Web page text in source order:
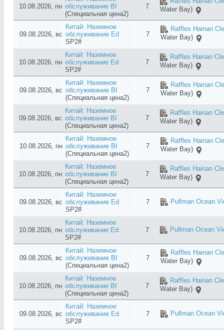
10.08.2026, пн обслуживание BI
(Специальная цена2)
7
Water Bay)
09.08.2026, вс
Китай: Наземное
обслуживание Ed
SP2#
7
Raffles Hainan
Water Bay)
10.08.2026, пн
Китай: Наземное
обслуживание Ed
SP2#
7
Raffles Hainan
Water Bay)
09.08.2026, вс
Китай: Наземное
обслуживание BI
(Специальная цена2)
7
Raffles Hainan
Water Bay)
09.08.2026, вс
Китай: Наземное
обслуживание BI
(Специальная цена2)
7
Raffles Hainan
Water Bay)
10.08.2026, пн
Китай: Наземное
обслуживание BI
(Специальная цена2)
7
Raffles Hainan
Water Bay)
10.08.2026, пн
Китай: Наземное
обслуживание BI
(Специальная цена2)
7
Raffles Hainan
Water Bay)
09.08.2026, вс
Китай: Наземное
обслуживание Ed
SP2#
7 Pullman Ocean
10.08.2026, пн
Китай: Наземное
обслуживание Ed
SP2#
7 Pullman Ocean
09.08.2026, вс
Китай: Наземное
обслуживание BI
(Специальная цена2)
7
Raffles Hainan
Water Bay)
10.08.2026, пн
Китай: Наземное
обслуживание BI
(Специальная цена2)
7
Raffles Hainan
Water Bay)
09.08.2026, вс
Китай: Наземное
обслуживание Ed
SP2#
7 Pullman Ocean